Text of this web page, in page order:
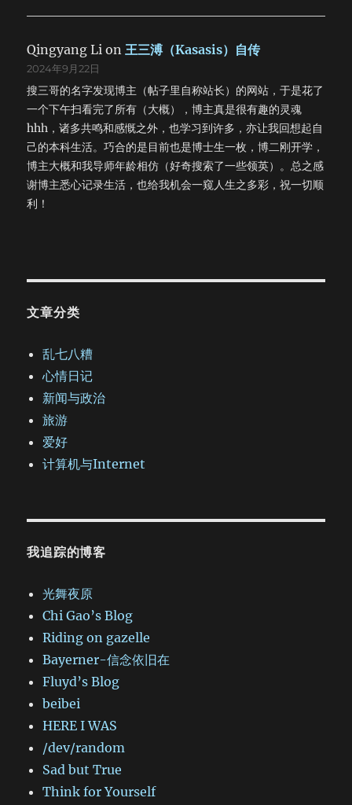
Qingyang Li on王三溥（Kasasis）自传
2024年9月22日
搜三哥的名字发现博主（帖子里自称站长）的网站，于是花了
一个下午扫看完了所有（大概），博主真是很有趣的灵魂
hhh，诸多共鸣和感慨之外，也学习到许多，亦让我回想起自
己的本科生活。巧合的是目前也是博士生一枚，博二刚开学，
博主大概和我导师年龄相仿（好奇搜索了一些领英）。总之感
谢博主悉心记录生活，也给我机会一窥人生之多彩，祝一切顺
利！
文章分类
乱七八糟
心情日记
新闻与政治
旅游
爱好
计算机与Internet
我追踪的博客
光舞夜原
Chi Gao’s Blog
Riding on gazelle
Bayerner-信念依旧在
Fluyd’s Blog
beibei
HERE I WAS
/dev/random
Sad but True
Think for Yourself